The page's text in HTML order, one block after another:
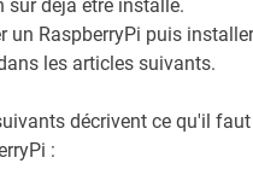
sûr déjà être installé.
un RaspberryPi puis
les articles suivants.
décrivent ce qu'il
: